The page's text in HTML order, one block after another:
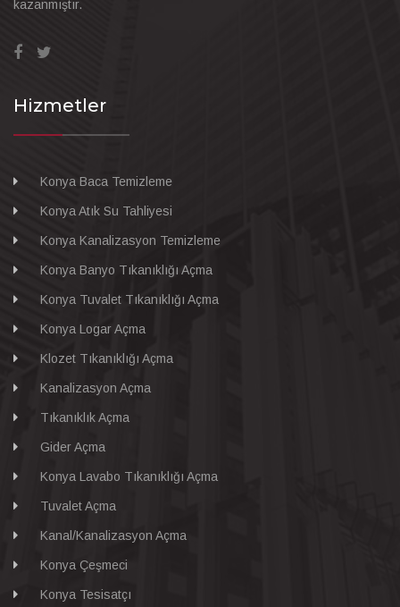
kazanmıştır.
Hizmetler
Konya Baca Temizleme
Konya Atık Su Tahliyesi
Konya Kanalizasyon Temizleme
Konya Banyo Tıkanıklığı Açma
Konya Tuvalet Tıkanıklığı Açma
Konya Logar Açma
Klozet Tıkanıklığı Açma
Kanalizasyon Açma
Tıkanıklık Açma
Gider Açma
Konya Lavabo Tıkanıklığı Açma
Tuvalet Açma
Kanal/Kanalizasyon Açma
Konya Çeşmeci
Konya Tesisatçı